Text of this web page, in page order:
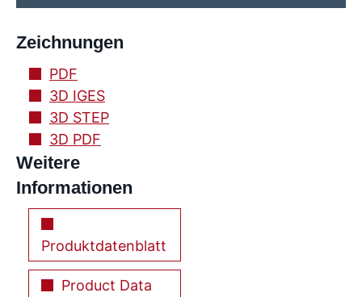
Zeichnungen
PDF
3D IGES
3D STEP
3D PDF
Weitere
Informationen
Produktdatenblatt
Product Data